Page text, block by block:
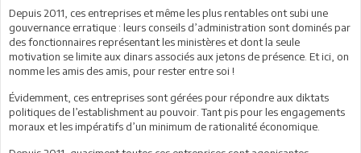
Depuis 2011, ces entreprises et même les plus rentables ont subi une
gouvernance erratique : leurs conseils d’administration sont dominés par
des fonctionnaires représentant les ministères et dont la seule
motivation se limite aux dinars associés aux jetons de présence. Et ici, on
nomme les amis des amis, pour rester entre soi !
Évidemment, ces entreprises sont gérées pour répondre aux diktats
politiques de l’establishment au pouvoir. Tant pis pour les engagements
moraux et les impératifs d’un minimum de rationalité économique.